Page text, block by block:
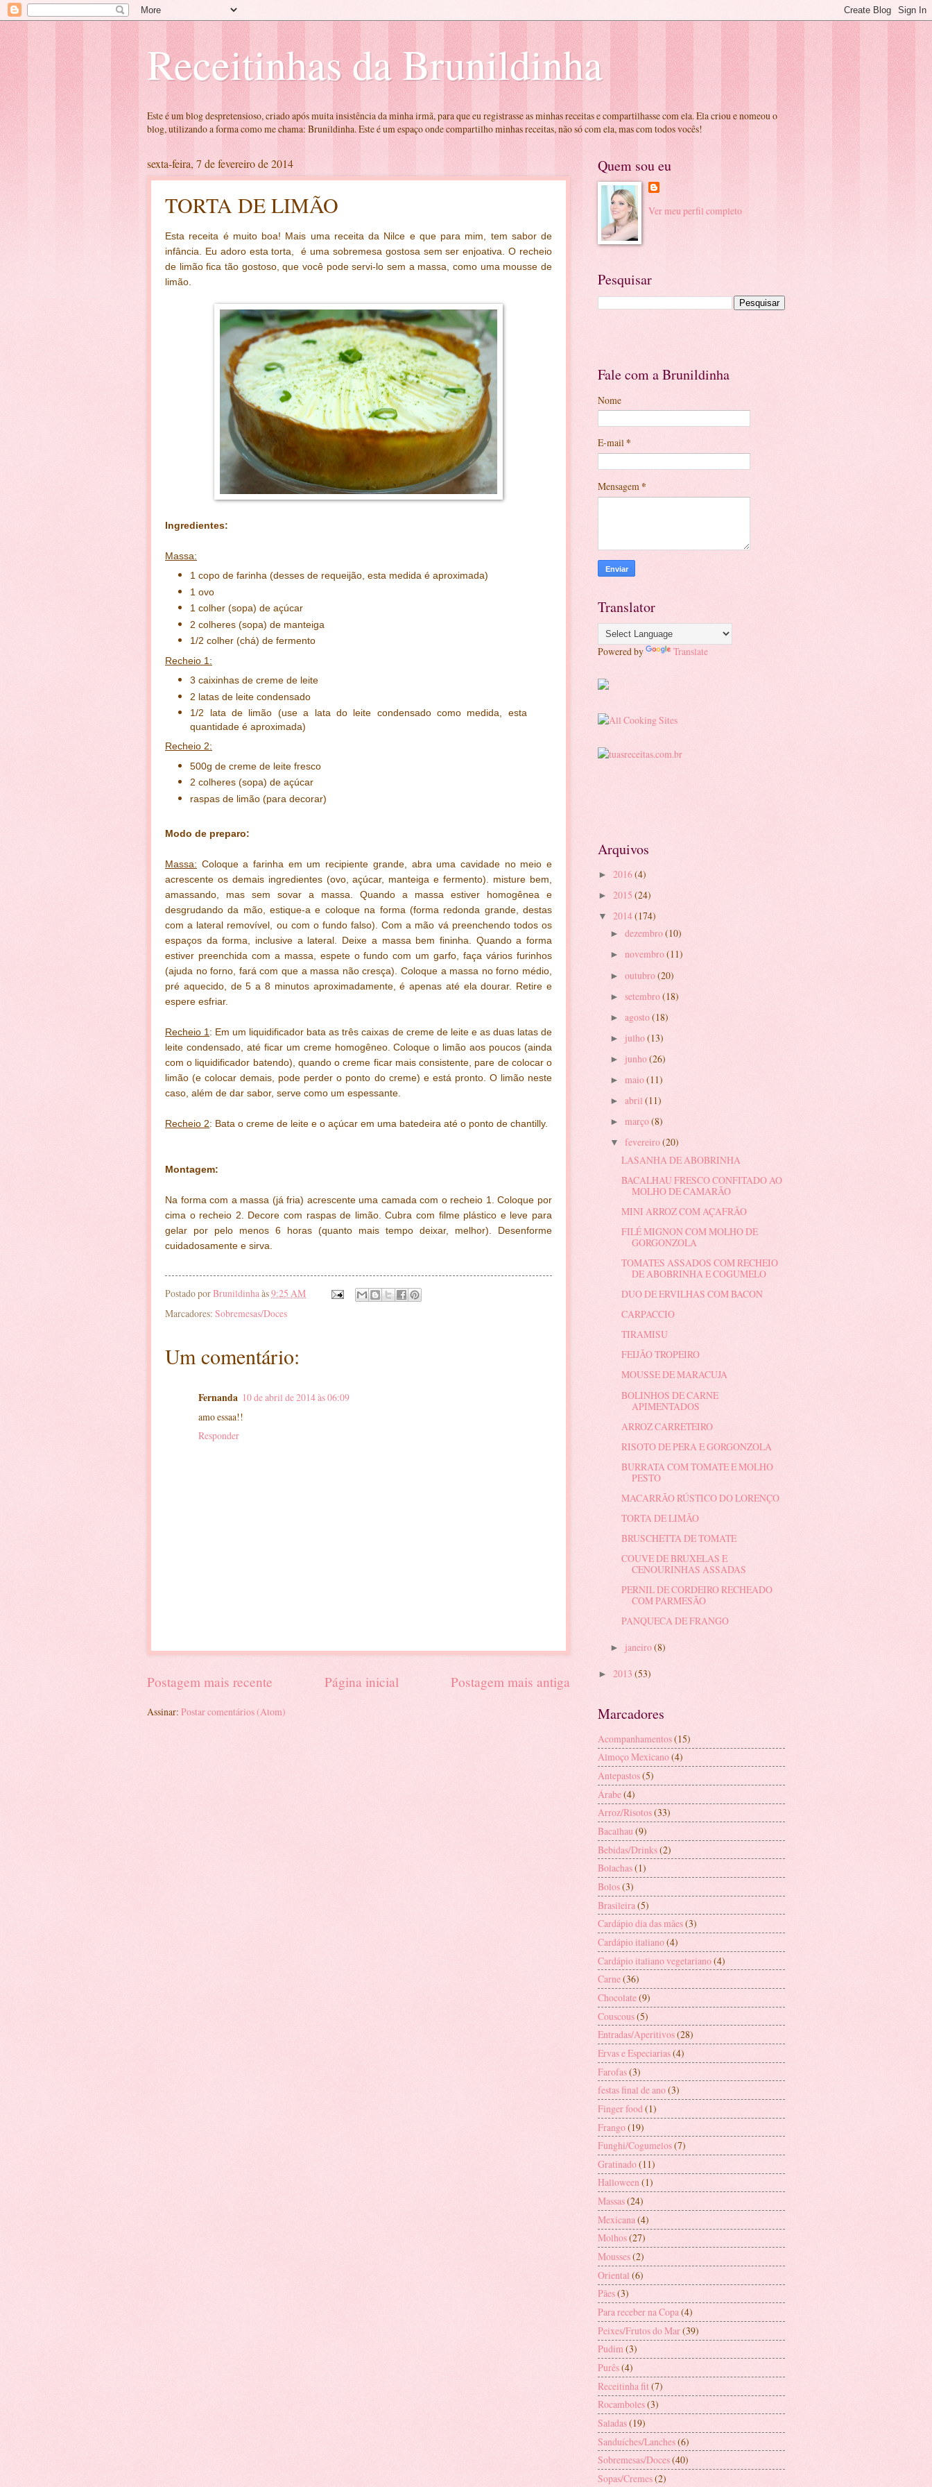
Receitinhas da Brunildinha
Este é um blog despretensioso, criado após muita insistência da minha irmã, para que eu registrasse as minhas receitas e compartilhasse com ela. Ela criou e nomeou o
blog, utilizando a forma como me chama: Brunildinha. Este é um espaço onde compartilho minhas receitas, não só com ela, mas com todos vocês!
sexta-feira, 7 de fevereiro de 2014
TORTA DE LIMÃO
Esta receita é muito boa! Mais uma receita da Nilce e que para mim, tem sabor de
infância. Eu adoro esta torta, é uma sobremesa gostosa sem ser enjoativa. O recheio
de limão fica tão gostoso, que você pode servi-lo sem a massa, como uma mousse de
limão.
Ingredientes:
Massa:
1 copo de farinha (desses de requeijão, esta medida é aproximada)
1 ovo
1 colher (sopa) de açúcar
2 colheres (sopa) de manteiga
1/2 colher (chá) de fermento
Recheio 1:
3 caixinhas de creme de leite
2 latas de leite condensado
1/2 lata de limão (use a lata do leite condensado como medida, esta
quantidade é aproximada)
Recheio 2:
500g de creme de leite fresco
2 colheres (sopa) de açúcar
raspas de limão (para decorar)
Modo de preparo:
Massa: Coloque a farinha em um recipiente grande, abra uma cavidade no meio e
acrescente os demais ingredientes (ovo, açúcar, manteiga e fermento). misture bem,
amassando, mas sem sovar a massa. Quando a massa estiver homogênea e
desgrudando da mão, estique-a e coloque na forma (forma redonda grande, destas
com a lateral removível, ou com o fundo falso). Com a mão vá preenchendo todos os
espaços da forma, inclusive a lateral. Deixe a massa bem fininha. Quando a forma
estiver preenchida com a massa, espete o fundo com um garfo, faça vários furinhos
(ajuda no forno, fará com que a massa não cresça). Coloque a massa no forno médio,
pré aquecido, de 5 a 8 minutos aproximadamente, é apenas até ela dourar. Retire e
espere esfriar.
Recheio 1 : Em um liquidificador bata as três caixas de creme de leite e as duas latas de
leite condensado, até ficar um creme homogêneo. Coloque o limão aos poucos (ainda
com o liquidificador batendo), quando o creme ficar mais consistente, pare de colocar o
limão (e colocar demais, pode perder o ponto do creme) e está pronto. O limão neste
caso, além de dar sabor, serve como um espessante.
Recheio 2: Bata o creme de leite e o açúcar em uma batedeira até o ponto de chantilly.
Montagem:
Na forma com a massa (já fria) acrescente uma camada com o recheio 1. Coloque por
cima o recheio 2. Decore com raspas de limão. Cubra com filme plástico e leve para
gelar por pelo menos 6 horas (quanto mais tempo deixar, melhor). Desenforme
cuidadosamente e sirva.
Postado porBrunildinha às9:25 AM
Marcadores: Sobremesas/Doces
Um comentário:
Fernanda 10 de abril de 2014 às 06:09
amo essaa!!
Responder
Postagem mais recente Postagem mais antiga
Página inicial
Assinar: Postar comentários (Atom)
Quem sou eu
Ver meu perfil completo
Pesquisar
Fale com a Brunildinha
Nome
E-mail*
Mensagem *
Translator
Powered by Translate
Arquivos
► 2016(4)
► 2015 (24)
▼ 2014(174)
► dezembro(10)
► novembro(11)
► outubro(20)
► setembro(18)
► agosto(18)
► julho(13)
► junho(26)
► maio(11)
► abril (11)
► março(8)
▼ fevereiro(20)
LASANHA DE ABOBRINHA
BACALHAU FRESCO CONFITADO AO
MOLHO DE CAMARÃO
MINI ARROZ COM AÇAFRÃO
FILÉ MIGNON COM MOLHO DE
GORGONZOLA
TOMATES ASSADOS COM RECHEIO
DE ABOBRINHA E COGUMELO
DUO DE ERVILHAS COM BACON
CARPACCIO
TIRAMISU
FEIJÃO TROPEIRO
MOUSSE DE MARACUJA
BOLINHOS DE CARNE
APIMENTADOS
ARROZ CARRETEIRO
RISOTO DE PERA E GORGONZOLA
BURRATA COM TOMATE E MOLHO
PESTO
MACARRÃO RÚSTICO DO LORENÇO
TORTA DE LIMÃO
BRUSCHETTA DE TOMATE
COUVE DE BRUXELAS E
CENOURINHAS ASSADAS
PERNIL DE CORDEIRO RECHEADO
COM PARMESÃO
PANQUECA DE FRANGO
► janeiro(8)
► 2013 (53)
Marcadores
Acompanhamentos(15)
Almoço Mexicano(4)
Antepastos(5)
Árabe(4)
Arroz/Risotos(33)
Bacalhau (9)
Bebidas/Drinks(2)
Bolachas(1)
Bolos(3)
Brasileira (5)
Cardápio dia das mães(3)
Cardápio italiano(4)
Cardápio italiano vegetariano(4)
Carne(36)
Chocolate(9)
Couscous(5)
Entradas/Aperitivos(28)
Ervas e Especiarias(4)
Farofas(3)
festas final de ano(3)
Finger food(1)
Frango(19)
Funghi/Cogumelos(7)
Gratinado(11)
Halloween(1)
Massas(24)
Mexicana (4)
Molhos(27)
Mousses(2)
Oriental (6)
Pães(3)
Para receber na Copa(4)
Peixes/Frutos do Mar(39)
Pudim (3)
Purês(4)
Receitinha fit(7)
Rocamboles(3)
Saladas(19)
Sanduíches/Lanches(6)
Sobremesas/Doces(40)
Sopas/Cremes(2)